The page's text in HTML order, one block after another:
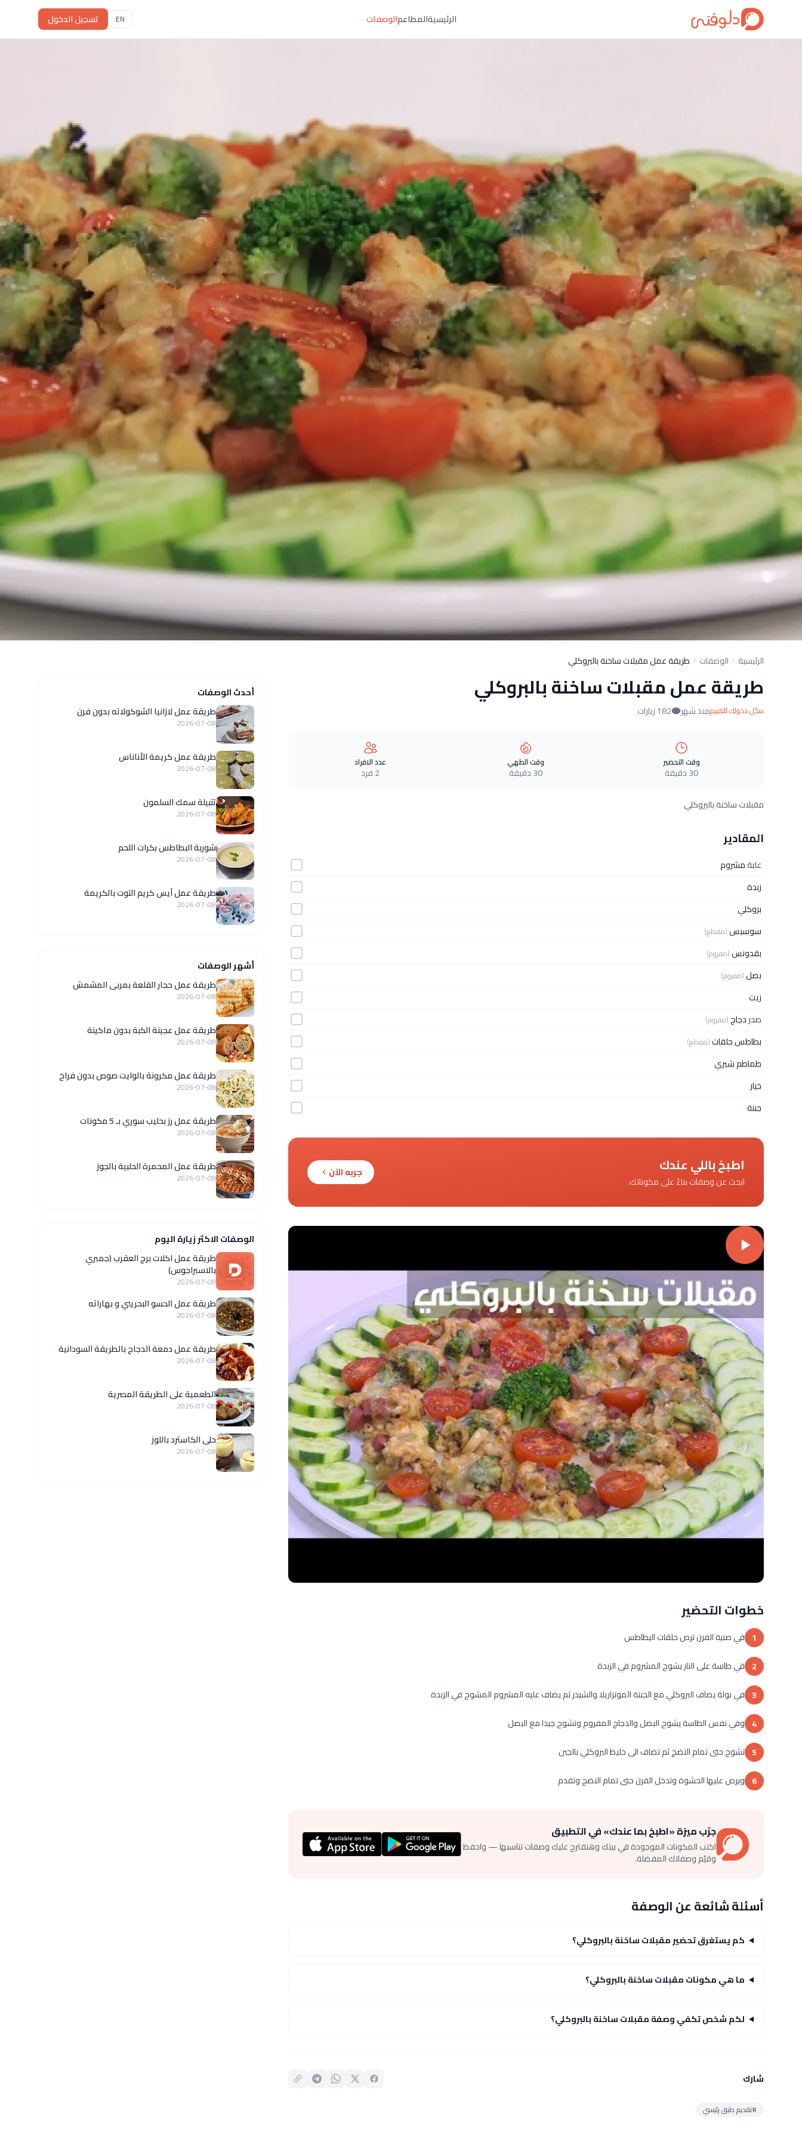
الرئيسيةالمطاعمالوصفات EN تسجيل الدخول
الرئيسية الوصفات طريقة عمل مقبلات ساخنة بالبروكلي
طريقة عمل مقبلات ساخنة بالبروكلي
سجّل دخولك للتقييممنذ شهر 182 زيارات
وقت التحضير
30 دقيقة
وقت الطهي
30 دقيقة
عدد الافراد
2 فرد
مقبلات ساخنة بالبروكلي
المقادير
علبةمشروم
زبدة
بروكلي
سوسيس(مقطع)
بقدونس(مفروم)
بصل(مفروم)
زيت
صدردجاج(مفروم)
بطاطس حلقات(مقطع)
طماطم شيري
خيار
جبنة
اطبخ باللي عندك
ابحث عن وصفات بناءً على مكوناتك.
جربه الآن
خطوات التحضير
1 في صنية الفرن ترص حلقات البطاطس
2 في طاسة على النار يشوح المشروم في الزبدة
3 في بولة يضاف البروكلي مع الجبنة الموتزاريلا والشيدر ثم يضاف عليه المشروم المشوح في الزبدة
4 وفي نفس الطاسة يشوح البصل والدجاج المفروم وتشوح جيدا مع البصل
5 تشوح حتى تمام النضج ثم تضاف الى خليط البروكلي بالجبن
6 ويرص عليها الحشوة وتدخل الفرن حتى تمام النضج وتقدم
جرّب ميزة «اطبخ بما عندك» في التطبيق
اكتب المكونات الموجودة في بيتك وهنقترح عليك وصفات تناسبها — واحفظ
وقيّم وصفاتك المفضلة.
أسئلة شائعة عن الوصفة
كم يستغرق تحضير مقبلات ساخنة بالبروكلي؟
ما هي مكونات مقبلات ساخنة بالبروكلي؟
لكم شخص تكفي وصفة مقبلات ساخنة بالبروكلي؟
شارك
#تقديم طبق رئيسي
أحدث الوصفات
طريقة عمل لازانيا الشوكولاته بدون فرن
2026-07-08
طريقة عمل كريمة الأناناس
2026-07-08
تتبيلة سمك السلمون
2026-07-08
شوربة البطاطس بكرات اللحم
2026-07-08
طريقة عمل آيس كريم التوت بالكريمة
2026-07-08
أشهر الوصفات
طريقة عمل حجار القلعة بمربى المشمش
2026-07-08
طريقة عمل عجينة الكبة بدون ماكينة
2026-07-08
طريقة عمل مكرونة بالوايت صوص بدون فراخ
2026-07-08
طريقة عمل رز بحليب سوري بـ 5 مكونات
2026-07-08
طريقة عمل المحمرة الحلبية بالجوز
2026-07-08
الوصفات الاكثر زيارة اليوم
طريقة عمل اكلات برج العقرب (جمبري
بالاسبراجوس)
2026-07-08
طريقة عمل الحسو البحريني و بهاراته
2026-07-08
طريقة عمل دمعة الدجاج بالطريقة السودانية
2026-07-08
الطعمية على الطريقة المصرية
2026-07-08
حلى الكاسترد باللوز
2026-07-08